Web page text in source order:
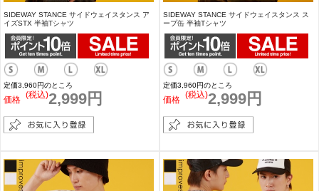
SIDEWAY STANCE サイドウェイスタンス ア
イズSTX 半袖Tシャツ
定価3,960円のところ
価格 2,999円
(税込)
SIDEWAY STANCE サイドウェイスタンス ス
ープ缶 半袖Tシャツ
定価3,960円のところ
価格 2,999円
(税込)